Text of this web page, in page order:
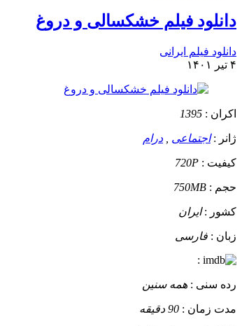
دانلود فیلم خشکسالی و دروغ
دانلود فیلم ایرانی
۴ تیر ۱۴۰۱
اکران : 1395
ژانر :اجتماعی درام
کیفیت : 720P
حجم : 750MB
کشور :ایران
زبان : فارسی
:
رده سنی : همه سنین
مدت زمان : 90 دقیقه